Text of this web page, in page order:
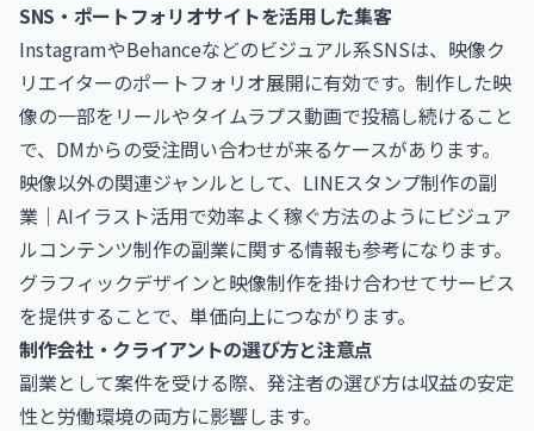
SNS・ポートフォリオサイトを活用した集客
InstagramやBehanceなどのビジュアル系SNSは、映像ク
リエイターのポートフォリオ展開に有効です。制作した映
像の一部をリールやタイムラプス動画で投稿し続けること
で、DMからの受注問い合わせが来るケースがあります。
映像以外の関連ジャンルとして、 LINEスタンプ制作の副
業｜AIイラスト活用で効率よく稼ぐ方法のようにビジュア
ルコンテンツ制作の副業に関する情報も参考になります。
グラフィックデザインと映像制作を掛け合わせてサービス
を提供することで、単価向上につながります。
制作会社・クライアントの選び方と注意点
副業として案件を受ける際、発注者の選び方は収益の安定
性と労働環境の両方に影響します。